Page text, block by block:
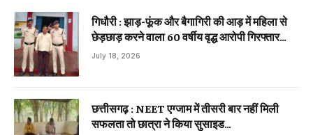
गिधौरी : झाड़-फूंक और बैगागिरी की आड़ में महिला से
छेड़छाड़ करने वाला 60 वर्षीय वृद्ध आरोपी गिरफ्तार…
July 18, 2026
छत्तीसगढ़ : NEET एग्जाम में तीसरी बार नहीं मिली
सफलता तो छात्रा ने किया सुसाइड…